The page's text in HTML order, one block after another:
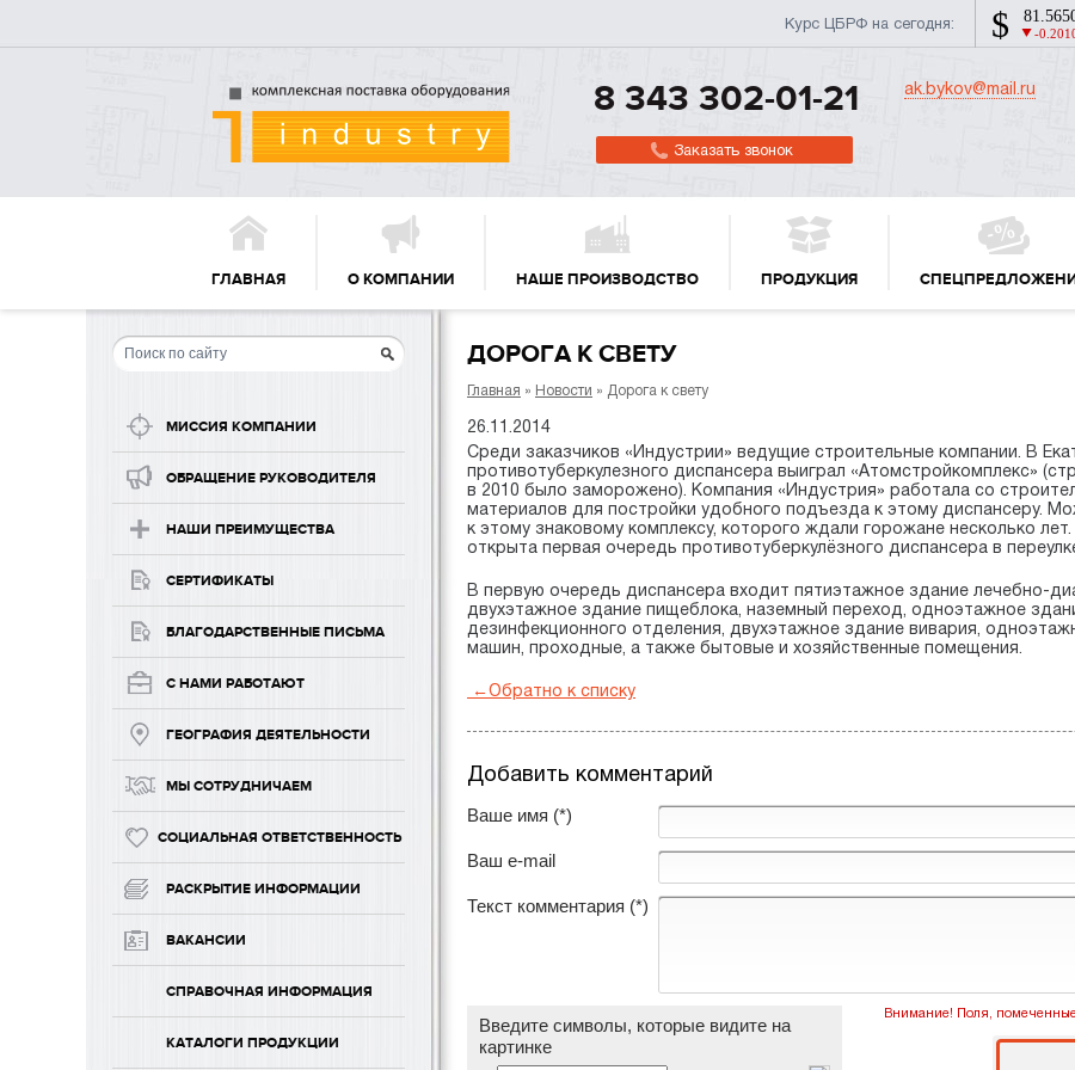
Курс ЦБРФ на сегодня:
8 343 302-01-21
Заказать звонок
ak.bykov@mail.ru
ГЛАВНАЯ О КОМПАНИИ НАШЕ ПРОИЗВОДСТВО ПРОДУКЦИЯ
МИССИЯ КОМПАНИИ
ОБРАЩЕНИЕ РУКОВОДИТЕЛЯ
НАШИ ПРЕИМУЩЕСТВА
СЕРТИФИКАТЫ
БЛАГОДАРСТВЕННЫЕ ПИСЬМА
С НАМИ РАБОТАЮТ
ГЕОГРАФИЯ ДЕЯТЕЛЬНОСТИ
МЫ СОТРУДНИЧАЕМ
СОЦИАЛЬНАЯ ОТВЕТСТВЕННОСТЬ
РАСКРЫТИЕ ИНФОРМАЦИИ
ВАКАНСИИ
СПРАВОЧНАЯ ИНФОРМАЦИЯ
КАТАЛОГИ ПРОДУКЦИИ
ДОРОГА К СВЕТУ
Главная » Новости » Дорога к свету
26.11.2014
Среди заказчиков «Индустрии» ведущие строительные компании. В
противотуберкулезного диспансера выиграл «Атомстройкомплекс»
в 2010 было заморожено). Компания «Индустрия» работала со
материалов для постройки удобного подъезда к этому диспансеру.
к этому знаковому комплексу, которого ждали горожане несколько
открыта первая очередь противотуберкулёзного диспансера в
В первую очередь диспансера входит пятиэтажное здание лечебно-
двухэтажное здание пищеблока, наземный переход, одноэтажное
дезинфекционного отделения, двухэтажное здание вивария,
машин, проходные, а также бытовые и хозяйственные помещения.
←Обратно к списку
Добавить комментарий
Ваше имя (*)
Ваш e-mail
Текст комментария (*)
Введите символы, которые видите на
картинке
Внимание! Поля,